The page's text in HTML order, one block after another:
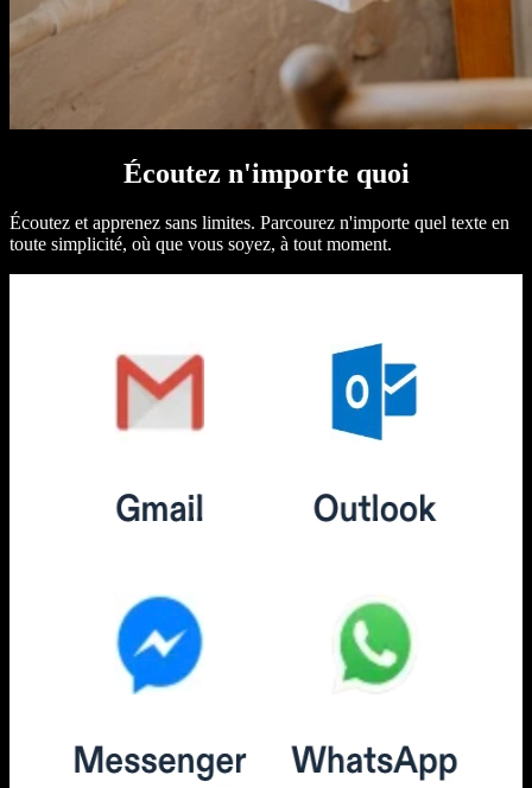
Écoutez n'importe quoi
Écoutez et apprenez sans limites. Parcourez n'importe quel texte en
toute simplicité, où que vous soyez, à tout moment.